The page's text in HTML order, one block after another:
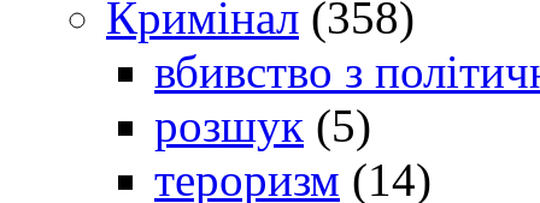
Кримінал (358)
вбивство з
розшук (5)
тероризм (14)